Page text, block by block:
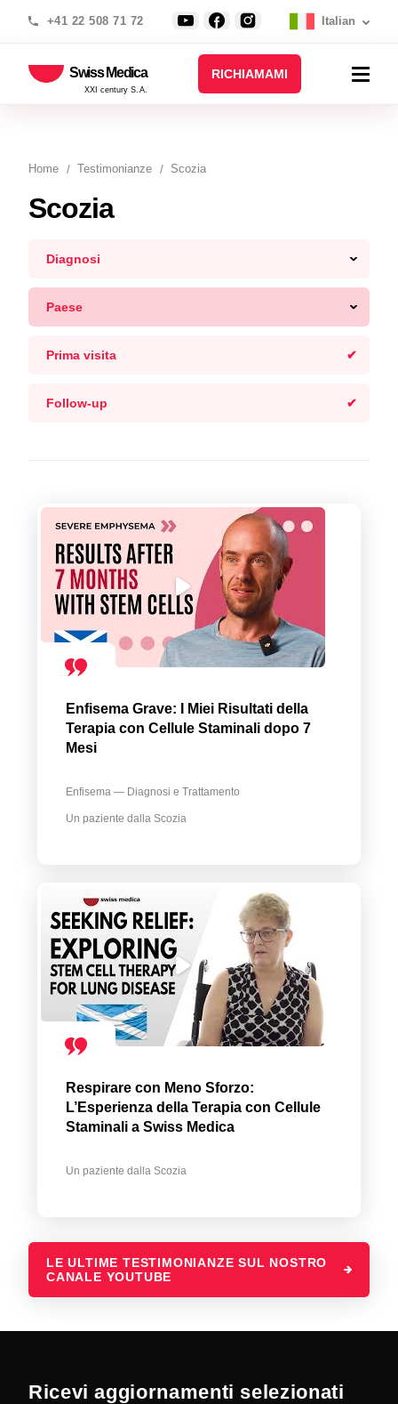
+41 22 508 71 72 Italian
Swiss Medica
XXI century S.A.
RICHIAMAMI
Home Testimonianze Scozia
Scozia
Diagnosi
Paese
Prima visita
Follow-up
Enfisema Grave: I Miei Risultati della
Terapia con Cellule Staminali dopo 7
Mesi
Enfisema — Diagnosi e Trattamento
Un paziente dalla Scozia
Respirare con Meno Sforzo:
L’Esperienza della Terapia con Cellule
Staminali a Swiss Medica
Un paziente dalla Scozia
LE ULTIME TESTIMONIANZE SUL NOSTRO
CANALE YOUTUBE
Ricevi aggiornamenti selezionati